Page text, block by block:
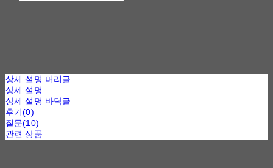
상세 설명 머리글
상세 설명
상세 설명 바닥글
후기(0)
질문(10)
관련 상품